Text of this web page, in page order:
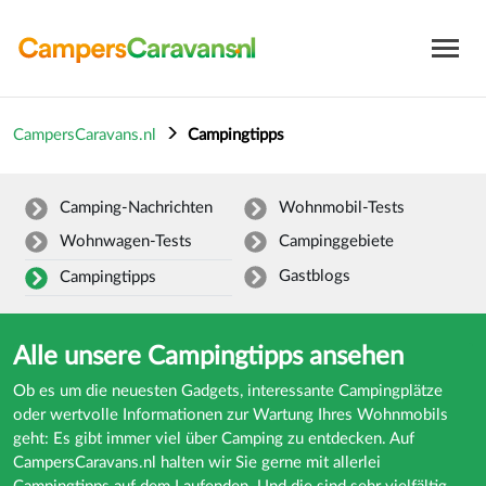
CampersCaravans.nl Campingtipps
Camping-Nachrichten Wohnmobil-Tests
Wohnwagen-Tests Campinggebiete
Campingtipps Gastblogs
Alle unsere Campingtipps ansehen
Ob es um die neuesten Gadgets, interessante Campingplätze
oder wertvolle Informationen zur Wartung Ihres Wohnmobils
geht: Es gibt immer viel über Camping zu entdecken. Auf
CampersCaravans.nl halten wir Sie gerne mit allerlei